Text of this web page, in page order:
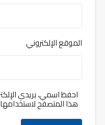
الموقع الإلكتروني
احفظ اسمي، بريدي
هذا المتصفح